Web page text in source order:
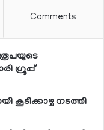
Comments
രൂപയുടെ
ഗ്രൂപ്പ്
നടത്തി